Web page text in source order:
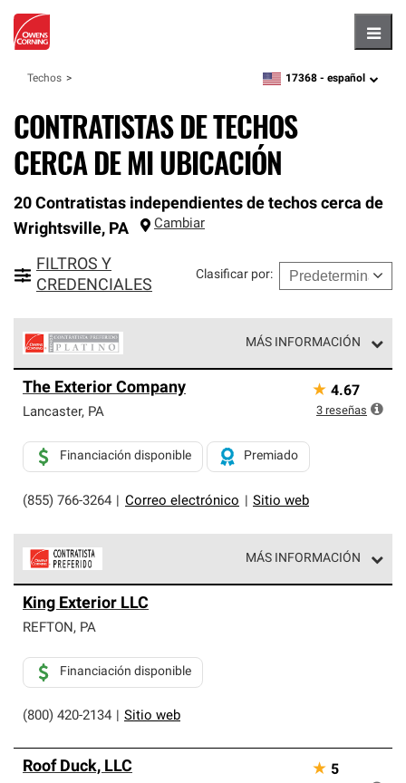
Techos zipcode,language
17368 - español
CONTRATISTAS DE TECHOS
CERCA DE MI UBICACIÓN
20 Contratistas independientes de techos cerca de
Wrightsville, PA Cambiar
FILTROS Y
CREDENCIALES
Clasificar por:
MÁS INFORMACIÓN
Corning constituyen el nivel superior de nuestra red
exclusiva y cumplen con estándares estrictos de
Solo ellos pueden ofrecer nuestra mejor garantía de
sistemas de techos.
The Exterior Company
Lancaster, PA
(855) 766-3264 Correo electrónico Sitio web
Financiación disponible Premiado
★ 4.67
3 reseñas
MÁS INFORMACIÓN
parte de una red exclusiva de profesionales de techos
que cumplen con altos estándares y requisitos estrictos
King Exterior LLC
REFTON, PA
(800) 420-2134 Sitio web
Financiación disponible
Roof Duck, LLC ★ 5